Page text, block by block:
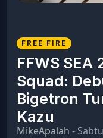
FREE FIRE
FFWS SEA
Squad:
Bigetron
Kazu
MikeApalah -